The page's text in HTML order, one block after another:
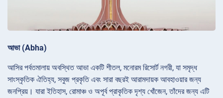
আভা (Abha)
আসির পর্বতমালায় অবস্থিত আভা একটি শীতল, মনোরম রিসোর্ট নগরী, যা সমৃদ্ধ
সাংস্কৃতিক ঐতিহ্য, সবুজ প্রকৃতি এবং সারা বছরই আরামদায়ক আবহাওয়ার জন্য
জনপ্রিয়। যারা ইতিহাস, রোমাঞ্চ ও অপূর্ব প্রাকৃতিক দৃশ্য খোঁজেন, তাঁদের জন্য এটি